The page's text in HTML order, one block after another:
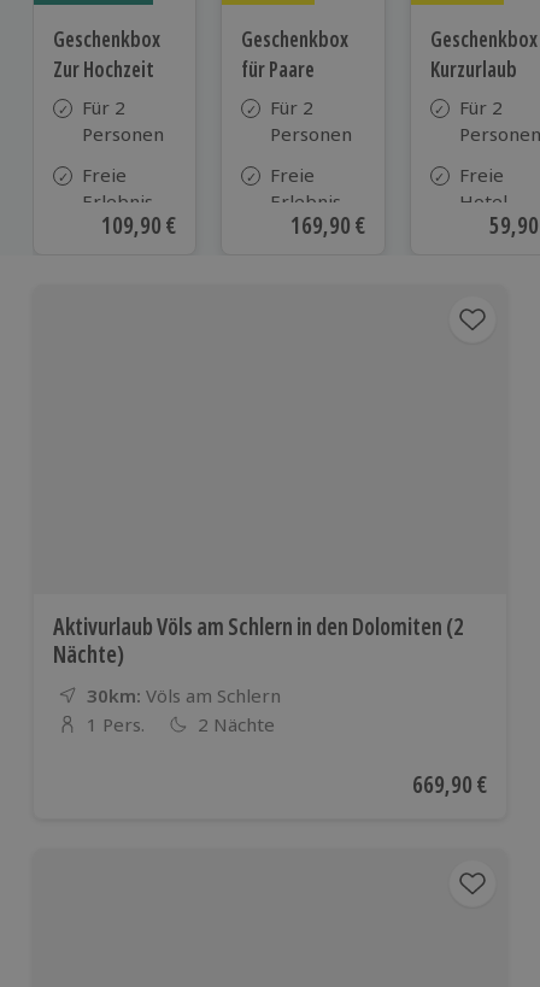
Geschenkbox
Zur Hochzeit
Für 2
Personen
Freie
Erlebnis-
Auswahl
Aktueller Preis
109,90 €
Geschenkbox
für Paare
Für 2
Personen
Freie
Erlebnis-
Auswahl
Aktueller Preis
169,90 €
Geschenkbox
Kurzurlaub
Für 2
Personen
Freie
Hotel-
Auswahl
Aktivurlaub Völs am Schlern in den Dolomiten (2
Nächte)
30km: Entfernung
Standort
Völs am Schlern
Anzahl der Teilnehmer
1 Pers. 2 Nächte
Aktueller Preis
669,90 €